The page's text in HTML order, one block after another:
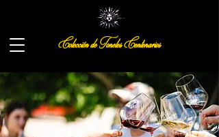
Colección de Toneles Centenarios